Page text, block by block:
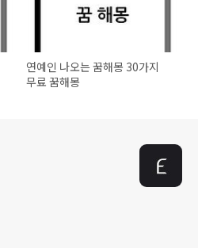
연예인 나오는 꿈해몽 30가지
무료 꿈해몽